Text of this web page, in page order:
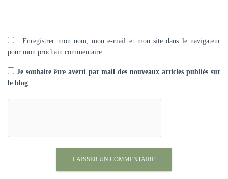
Enregistrer mon nom, mon e-mail et mon site dans le navigateur
pour mon prochain commentaire.
Je souhaite être averti par mail des nouveaux articles publiés sur
le blog